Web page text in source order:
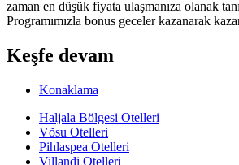
zaman en düşük fiyata ulaşmanıza olanak
Programımızla bonus geceler kazanarak
Keşfe devam
Konaklama
Haljala Bölgesi Otelleri
Võsu Otelleri
Pihlaspea Otelleri
Villandi Otelleri